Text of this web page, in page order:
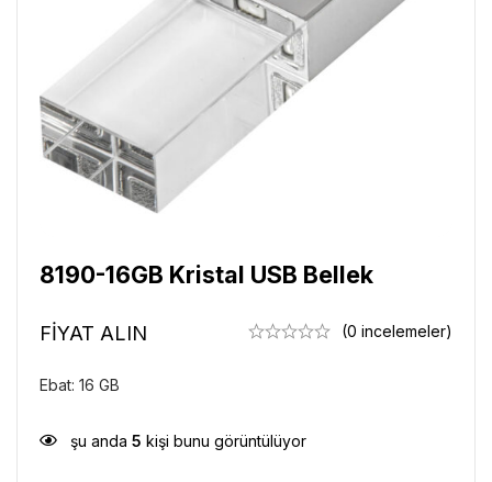
8190-16GB Kristal USB Bellek
FİYAT ALIN (0 incelemeler)
Ebat: 16 GB
şu anda 5 kişi bunu görüntülüyor